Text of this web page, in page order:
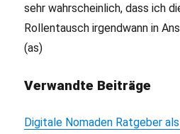
sehr wahrscheinlich, dass ich
Rollentausch irgendwann in
(as)
Verwandte Beiträge
Digitale Nomaden Ratgeber